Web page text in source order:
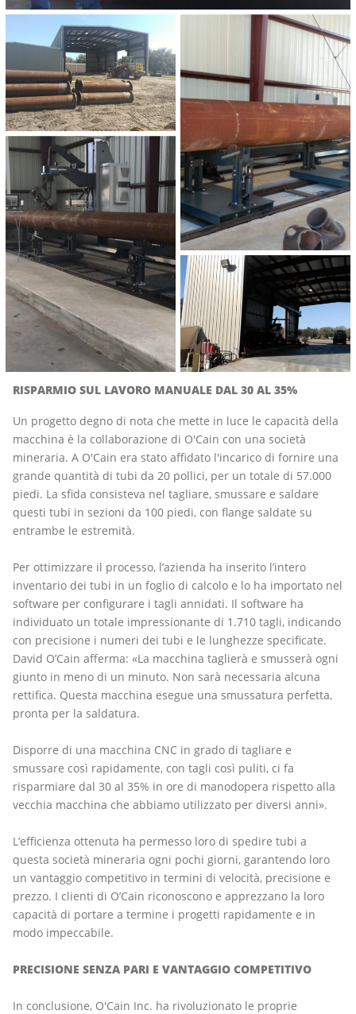
RISPARMIO SUL LAVORO MANUALE DAL 30 AL 35%
Un progetto degno di nota che mette in luce le capacità della
macchina è la collaborazione di O'Cain con una società
mineraria. A O'Cain era stato affidato l'incarico di fornire una
grande quantità di tubi da 20 pollici, per un totale di 57.000
piedi. La sfida consisteva nel tagliare, smussare e saldare
questi tubi in sezioni da 100 piedi, con flange saldate su
entrambe le estremità.
Per ottimizzare il processo, l’azienda ha inserito l’intero
inventario dei tubi in un foglio di calcolo e lo ha importato nel
software per configurare i tagli annidati. Il software ha
individuato un totale impressionante di 1.710 tagli, indicando
con precisione i numeri dei tubi e le lunghezze specificate.
David O’Cain afferma: «La macchina taglierà e smusserà ogni
giunto in meno di un minuto. Non sarà necessaria alcuna
rettifica. Questa macchina esegue una smussatura perfetta,
pronta per la saldatura.
Disporre di una macchina CNC in grado di tagliare e
smussare così rapidamente, con tagli così puliti, ci fa
risparmiare dal 30 al 35% in ore di manodopera rispetto alla
vecchia macchina che abbiamo utilizzato per diversi anni».
L’efficienza ottenuta ha permesso loro di spedire tubi a
questa società mineraria ogni pochi giorni, garantendo loro
un vantaggio competitivo in termini di velocità, precisione e
prezzo. I clienti di O’Cain riconoscono e apprezzano la loro
capacità di portare a termine i progetti rapidamente e in
modo impeccabile.
PRECISIONE SENZA PARI E VANTAGGIO COMPETITIVO
In conclusione, O'Cain Inc. ha rivoluzionato le proprie